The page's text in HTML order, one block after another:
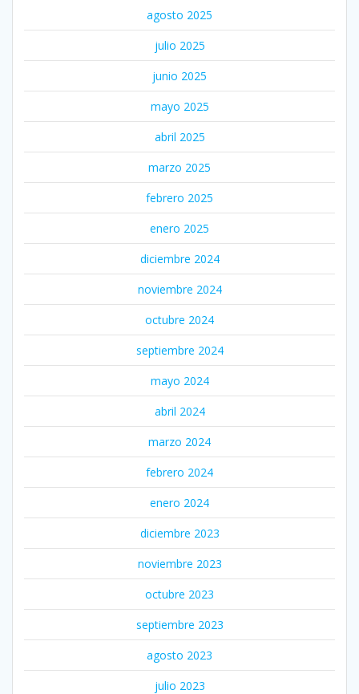
agosto 2025
julio 2025
junio 2025
mayo 2025
abril 2025
marzo 2025
febrero 2025
enero 2025
diciembre 2024
noviembre 2024
octubre 2024
septiembre 2024
mayo 2024
abril 2024
marzo 2024
febrero 2024
enero 2024
diciembre 2023
noviembre 2023
octubre 2023
septiembre 2023
agosto 2023
julio 2023